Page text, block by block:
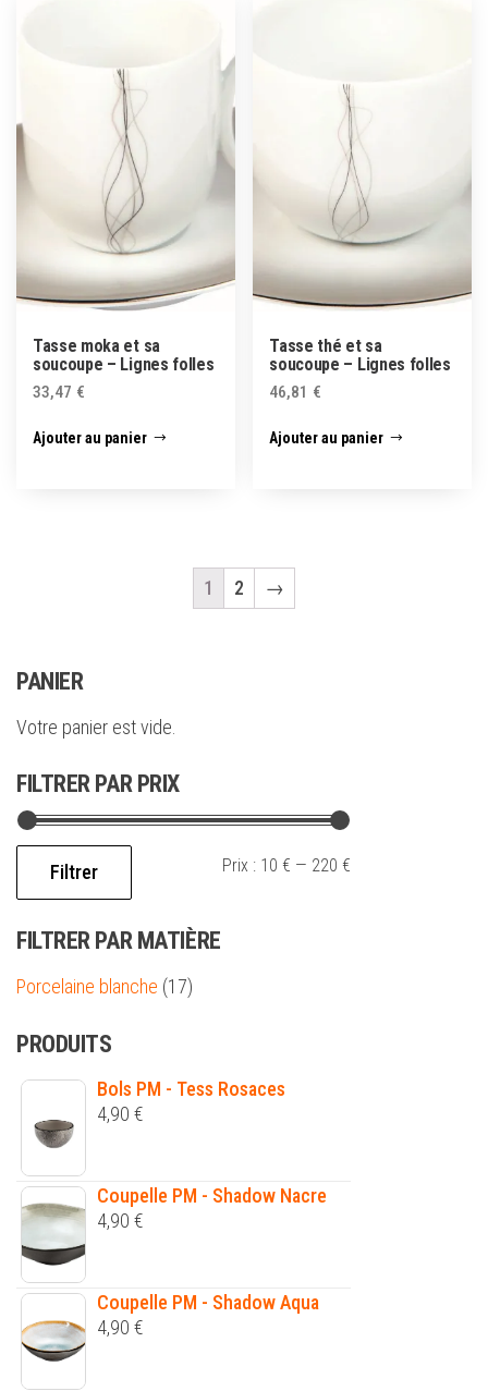
Tasse moka et sa
soucoupe – Lignes folles
33,47 €
Ajouter au panier
Tasse thé et sa
soucoupe – Lignes folles
46,81 €
Ajouter au panier
1 2 →
PANIER
Votre panier est vide.
FILTRER PAR PRIX
Filtrer Prix : 10 € — 220 €
FILTRER PAR MATIÈRE
Porcelaine blanche (17)
PRODUITS
Bols PM - Tess Rosaces
4,90 €
Coupelle PM - Shadow Nacre
4,90 €
Coupelle PM - Shadow Aqua
4,90 €